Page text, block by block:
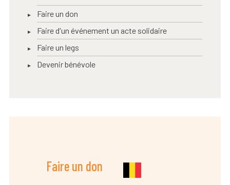
Faire un don
Faire d'un événement un acte solidaire
Faire un legs
Devenir bénévole
Faire un don